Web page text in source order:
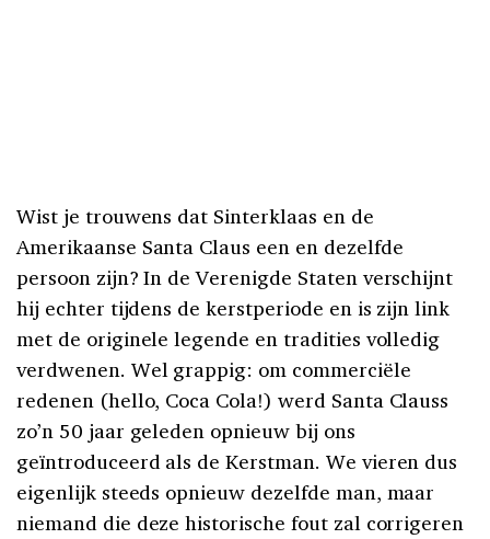
Wist je trouwens dat Sinterklaas en de
Amerikaanse Santa Claus een en dezelfde
persoon zijn? In de Verenigde Staten verschijnt
hij echter tijdens de kerstperiode en is zijn link
met de originele legende en tradities volledig
verdwenen. Wel grappig: om commerciële
redenen (hello, Coca Cola!) werd Santa Clauss
zo’n 50 jaar geleden opnieuw bij ons
geïntroduceerd als de Kerstman. We vieren dus
eigenlijk steeds opnieuw dezelfde man, maar
niemand die deze historische fout zal corrigeren